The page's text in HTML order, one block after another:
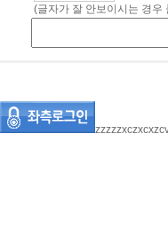
(글자가 잘 안보이시는 경우